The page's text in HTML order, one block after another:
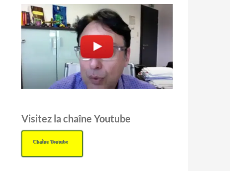
Visitez la chaîne Youtube
Chaîne Youtube